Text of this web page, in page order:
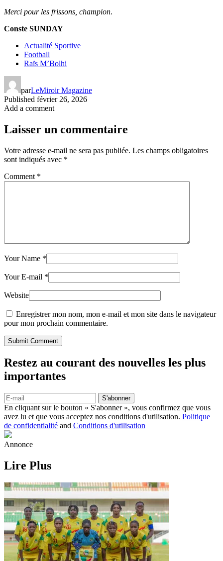
Merci pour les frissons, champion.
Conste SUNDAY
Actualité Sportive
Football
Raïs M’Bolhi
parLeMiroir Magazine
Published février 26, 2026
Add a comment
Laisser un commentaire
Votre adresse e-mail ne sera pas publiée. Les champs obligatoires
sont indiqués avec *
Comment *
Your Name *
Your E-mail *
Website
Enregistrer mon nom, mon e-mail et mon site dans le navigateur
pour mon prochain commentaire.
Submit Comment
Restez au courant des nouvelles les plus
importantes
S'abonner
En cliquant sur le bouton « S'abonner », vous confirmez que vous
avez lu et que vous acceptez nos conditions d'utilisation. Politique
de confidentialité and Conditions d'utilisation
Annonce
Lire Plus